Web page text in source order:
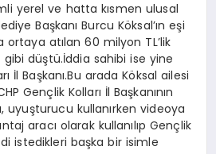
yerel ve hatta kısmen ulusal
Başkanı Burcu Köksal’ın eşi
ortaya atılan 60 milyon TL’lik
düştü.İddia sahibi ise yine
İl Başkanı.Bu arada Köksal ailesi
Gençlik Kolları İl Başkanının
uyuşturucu kullanırken videoya
aracı olarak kullanılıp Gençlik
istedikleri başka bir isimle